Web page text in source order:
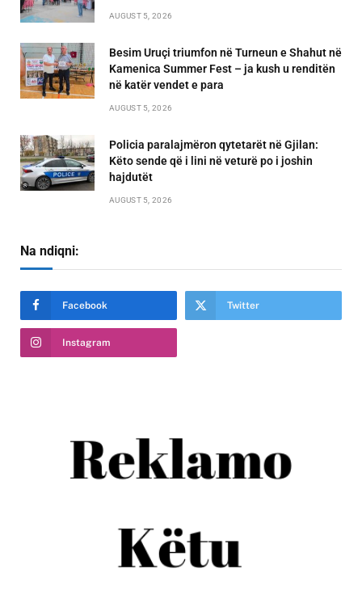
AUGUST 5, 2026
Besim Uruçi triumfon në Turneun e Shahut në
Kamenica Summer Fest – ja kush u renditën
në katër vendet e para
AUGUST 5, 2026
Policia paralajmëron qytetarët në Gjilan:
Këto sende që i lini në veturë po i joshin
hajdutët
AUGUST 5, 2026
Na ndiqni:
Facebook Twitter
Instagram